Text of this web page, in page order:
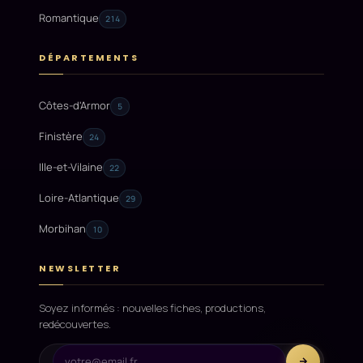
Romantique 214
DÉPARTEMENTS
Côtes-d'Armor 5
Finistère 24
Ille-et-Vilaine 22
Loire-Atlantique 29
Morbihan 10
NEWSLETTER
Soyez informés : nouvelles fiches, productions,
redécouvertes.